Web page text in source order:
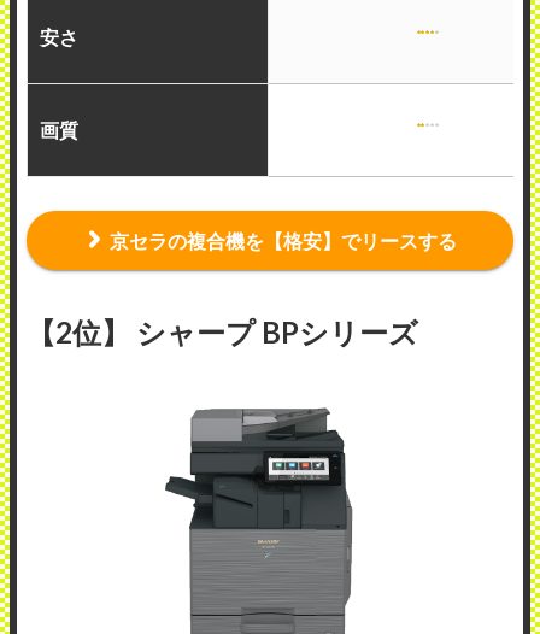
安さ
画質
京セラの複合機を【格安】でリースする
【2位】 シャープ BPシリーズ